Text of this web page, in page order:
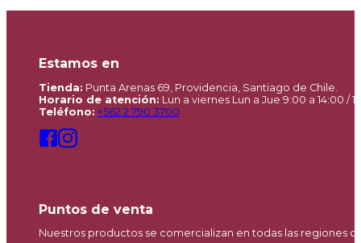
Estamos en
Tienda: Punta Arenas 69, Providencia, Santiago de Chile.
Horario de atención: Lun a viernes Lun a Jue 9:00 a 14:00 /
Teléfono: +562 2 790 3700
Puntos de venta
Nuestros productos se comercializan en todas las regiones